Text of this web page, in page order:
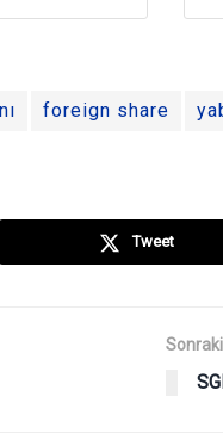
foreign share
Tweet